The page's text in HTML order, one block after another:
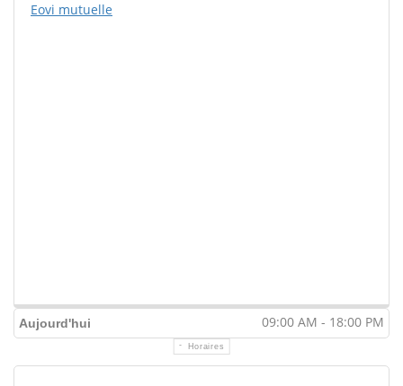
Eovi mutuelle
Aujourd'hui 09:00 AM - 18:00 PM
Horaires